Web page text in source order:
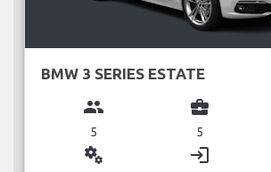
BMW 3 SERIES ESTATE
group
5
business_center
5
miscellaneous_services login